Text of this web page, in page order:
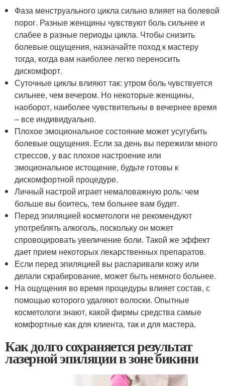
Фаза менструального цикла сильно влияет на болевой
порог. Разные женщины чувствуют боль сильнее и
слабее в разные периоды цикла. Чтобы снизить
болевые ощущения, назначайте поход к мастеру
тогда, когда вам наиболее легко переносить
дискомфорт.
Суточные циклы влияют так: утром боль чувствуется
сильнее, чем вечером. Но некоторые женщины,
наоборот, наиболее чувствительны в вечернее время
– все индивидуально.
Плохое эмоциональное состояние может усугубить
болевые ощущения. Если за день вы пережили много
стрессов, у вас плохое настроение или
эмоциональное истощение, будьте готовы к
дискомфортной процедуре.
Личный настрой играет немаловажную роль: чем
больше вы боитесь, тем больнее вам будет.
Перед эпиляцией косметологи не рекомендуют
употреблять алкоголь, поскольку он может
спровоцировать увеличение боли. Такой же эффект
дает прием некоторых лекарственных препаратов.
Если перед эпиляцией вы распаривали кожу или
делали скрабирование, может быть немного больнее.
На ощущения во время процедуры влияет состав, с
помощью которого удаляют волоски. Опытные
косметологи знают, какой фирмы средства самые
комфортные как для клиента, так и для мастера.
Как долго сохраняется результат
лазерной эпиляции в зоне бикини